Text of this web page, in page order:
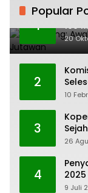
Popular
1
H.
100
20
2
10
3
26
4
9 Juli